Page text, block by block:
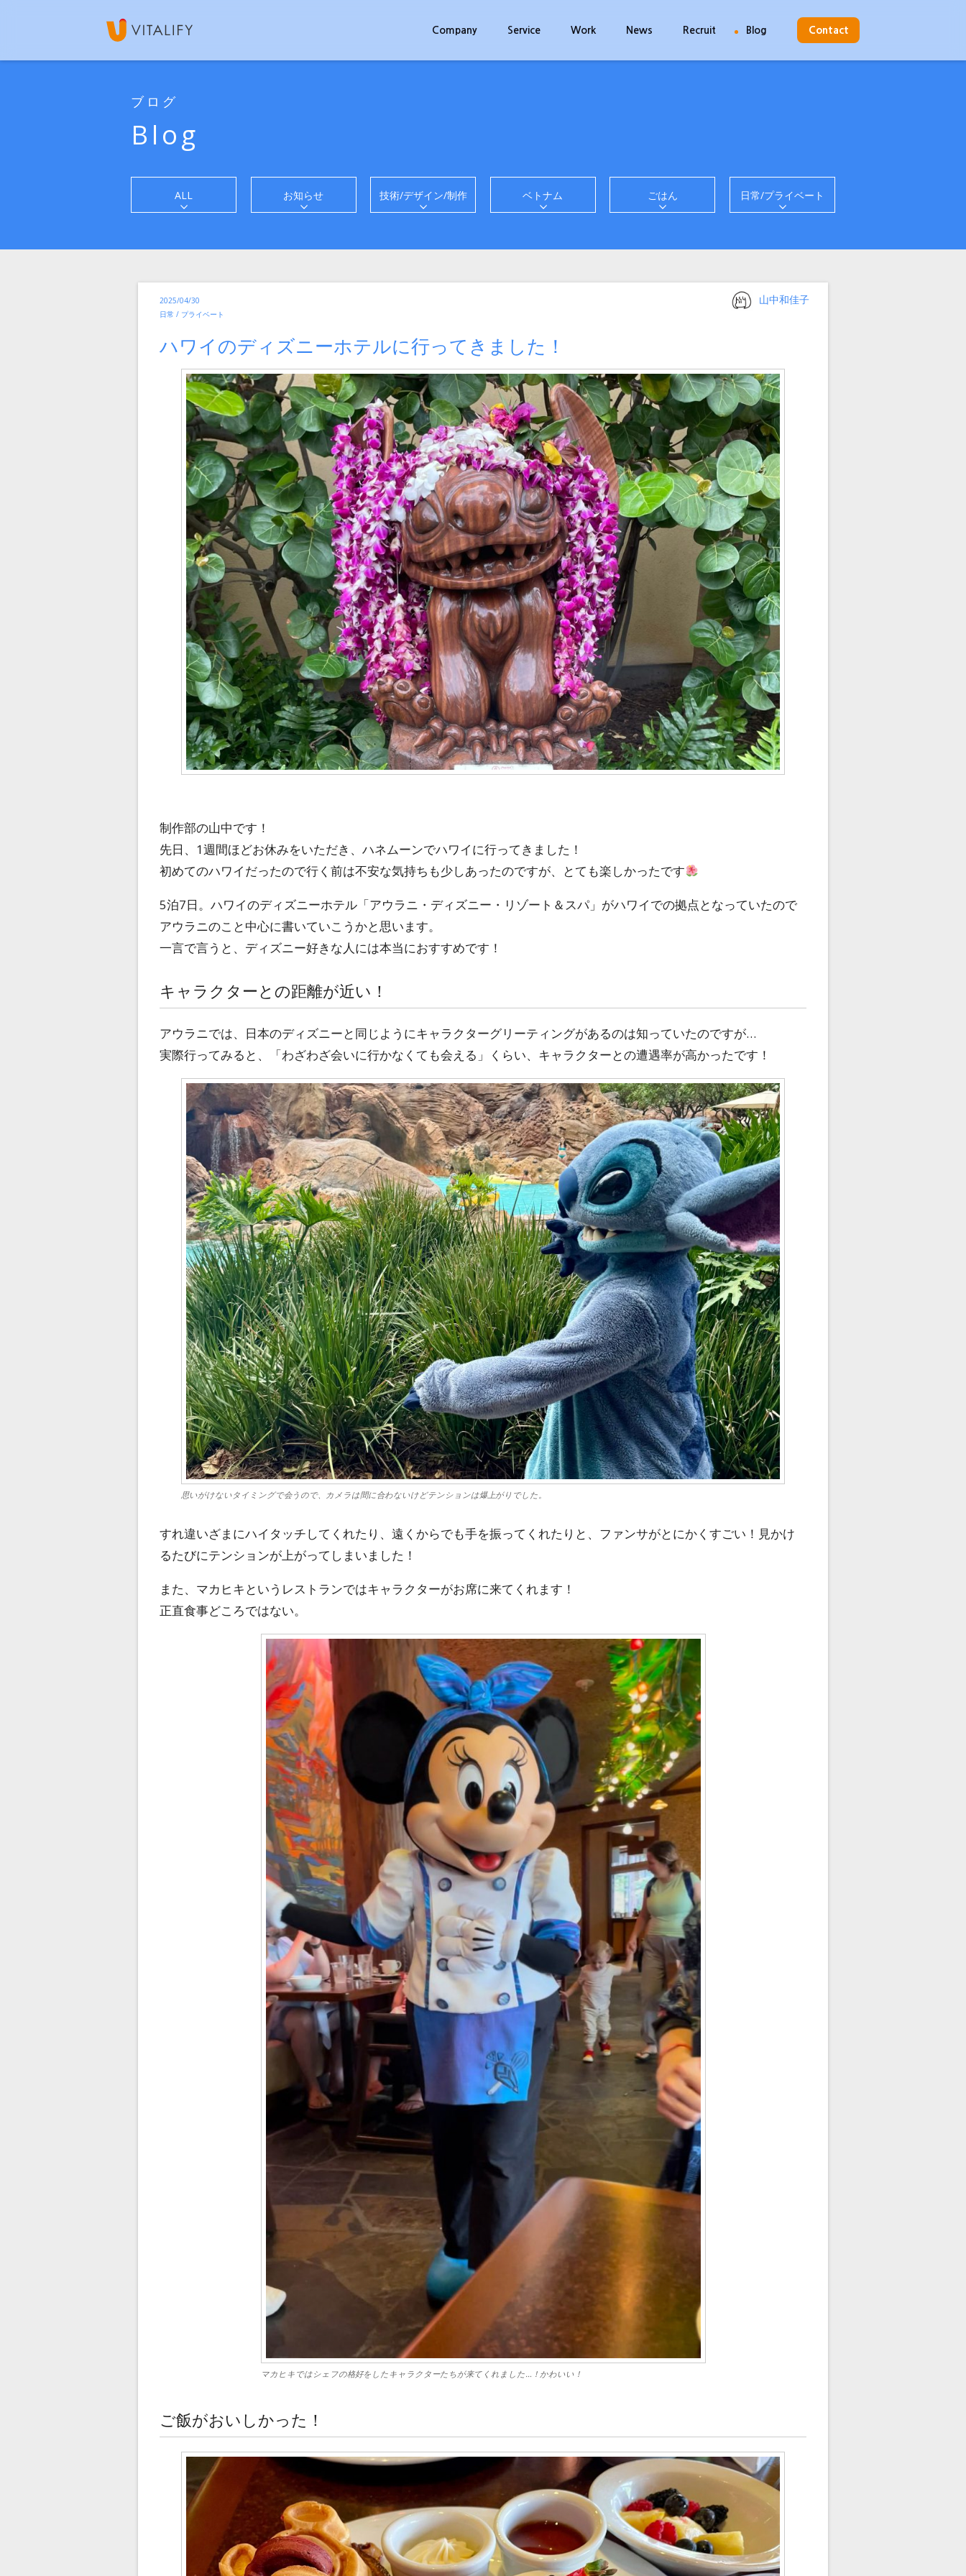
Company Service Work News Recruit Blog Contact
ブログ
Blog
ALL お知らせ 技術/デザイン/制作 ベトナム ごはん 日常/プライベート
投
稿
山中和佳子
投
稿
2025/04/30
カ
テ
ー
日常 / プライベート
ハワイのディズニーホテルに行ってきました！
制作部の山中です！
先日、1週間ほどお休みをいただき、ハネムーンでハワイに行ってきました！
初めてのハワイだったので行く前は不安な気持ちも少しあったのですが、とても楽しかったです
5泊7日。ハワイのディズニーホテル「アウラニ・ディズニー・リゾート＆スパ」がハワイでの拠点となっていたので
アウラニのこと中心に書いていこうかと思います。
一言で言うと、ディズニー好きな人には本当におすすめです！
キャラクターとの距離が近い！
アウラニでは、日本のディズニーと同じようにキャラクターグリーティングがあるのは知っていたのですが…
実際行ってみると、「わざわざ会いに行かなくても会える」くらい、キャラクターとの遭遇率が高かったです！
思いがけないタイミングで会うので、カメラは間に合わないけどテンションは爆上がりでした。
すれ違いざまにハイタッチしてくれたり、遠くからでも手を振ってくれたりと、ファンサがとにかくすごい！見かけ
るたびにテンションが上がってしまいました！
また、マカヒキというレストランではキャラクターがお席に来てくれます！
正直食事どころではない。
マカヒキではシェフの格好をしたキャラクターたちが来てくれました…！かわいい！
ご飯がおいしかった！